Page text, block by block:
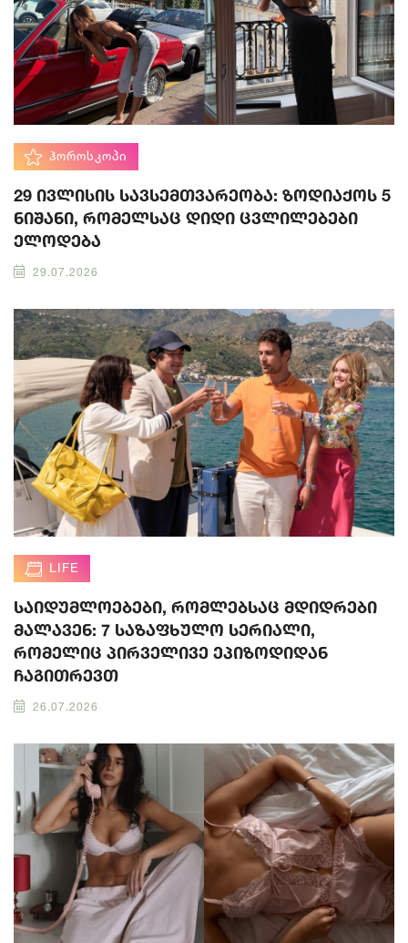
ᲰᲝᲠᲝᲡᲙᲝᲞᲘ
29 ივლისის სავსემთვარეობა: ზოდიაქოს 5
ნიშანი, რომელსაც დიდი ცვლილებები
ელოდება
29.07.2026
LIFE
საიდუმლოებები, რომლებსაც მდიდრები
მალავენ: 7 საზაფხულო სერიალი,
რომელიც პირველივე ეპიზოდიდან
ჩაგითრევთ
26.07.2026